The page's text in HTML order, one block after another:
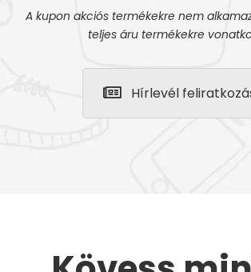
A kupon akciós termékekre nem
teljes áru termékekre
Hírlevél